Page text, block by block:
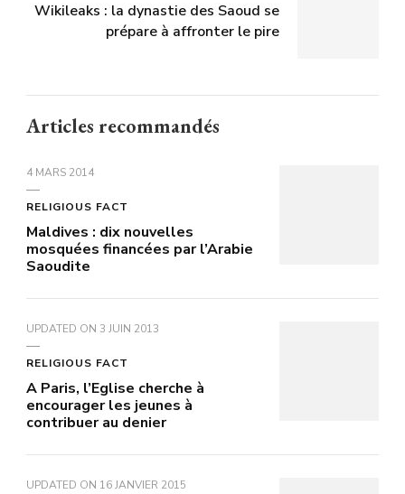
Wikileaks : la dynastie des Saoud se
prépare à affronter le pire
Articles recommandés
4 MARS 2014
RELIGIOUS FACT
Maldives : dix nouvelles
mosquées financées par l’Arabie
Saoudite
UPDATED ON 3 JUIN 2013
RELIGIOUS FACT
A Paris, l’Eglise cherche à
encourager les jeunes à
contribuer au denier
UPDATED ON 16 JANVIER 2015